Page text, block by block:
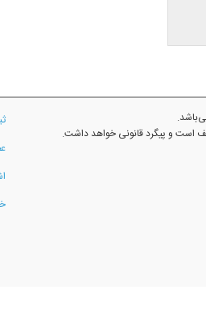
است و پیگرد قانونی خواهد داشت.